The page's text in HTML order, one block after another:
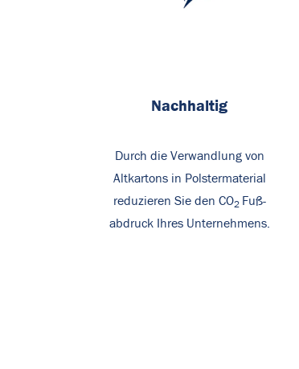
Nachhaltig
Durch die Verwandlung von
Altkartons in Polstermaterial
reduzieren Sie den CO2 Fuß-
abdruck Ihres Unternehmens.